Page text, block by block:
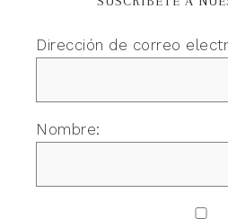
Dirección de correo
Nombre: